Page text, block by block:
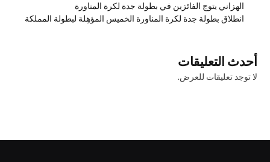
الهزاني يتوج الفائزين في بطولة جدة لكرة المناورة
انطلاق بطولة جدة لكرة المناورة الخميس المؤهِلة لبطولة المملكة
أحدث التعليقات
لا توجد تعليقات للعرض.